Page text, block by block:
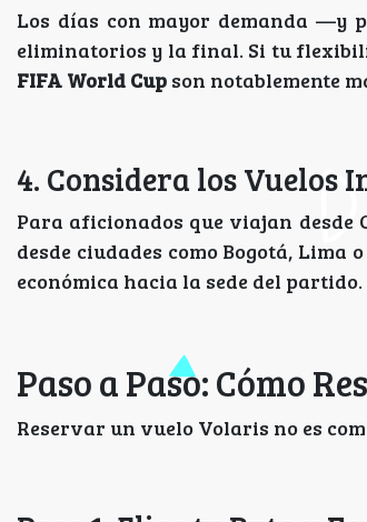
Los días con mayor demanda —y
eliminatorios y la final. Si tu
FIFA World Cup son notablemente
4. Considera los Vuelos
Para aficionados que viajan desde
desde ciudades como Bogotá, Lima
económica hacia la sede del
Paso a Paso: Cómo
Reservar un vuelo Volaris no es